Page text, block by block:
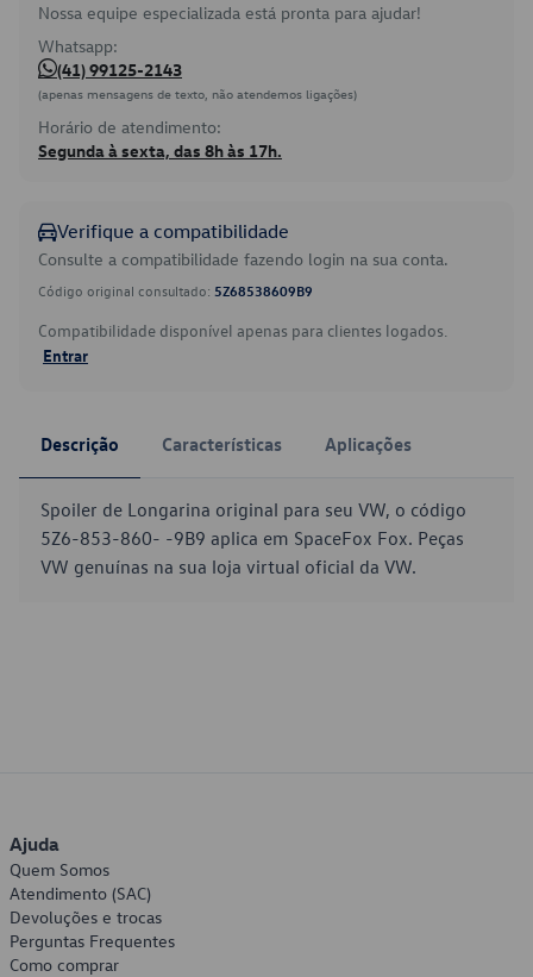
Nossa equipe especializada está pronta para ajudar!
Whatsapp:
(41) 99125-2143
(apenas mensagens de texto, não atendemos ligações)
Horário de atendimento:
Segunda à sexta, das 8h às 17h.
Verifique a compatibilidade
Consulte a compatibilidade fazendo login na sua conta.
Código original consultado: 5Z68538609B9
Compatibilidade disponível apenas para clientes logados.
Entrar
Descrição Características Aplicações
Spoiler de Longarina original para seu VW, o código
5Z6-853-860- -9B9 aplica em SpaceFox Fox. Peças
VW genuínas na sua loja virtual oficial da VW.
Ajuda
Quem Somos
Atendimento (SAC)
Devoluções e trocas
Perguntas Frequentes
Como comprar